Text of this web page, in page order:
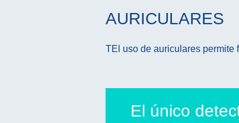
AURICULARES
TEl uso de auriculares permite
El único